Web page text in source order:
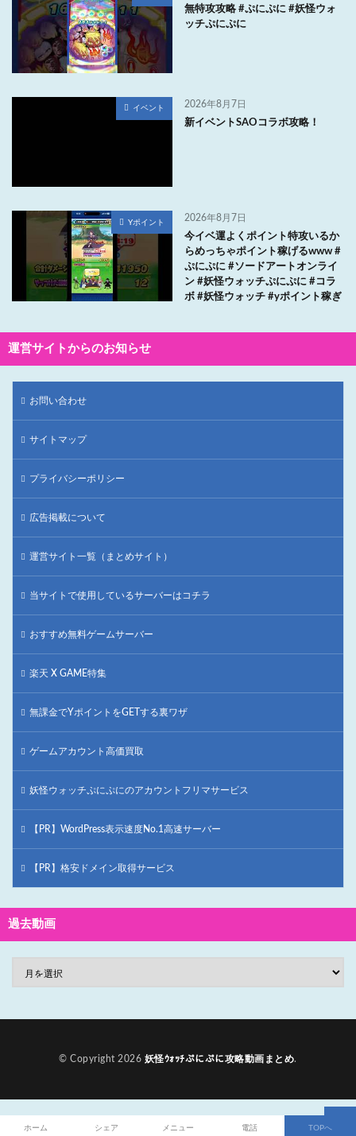
無特攻攻略 #ぷにぷに #妖怪ウォ
ッチぷにぷに
イベント 2026年8月7日
新イベントSAOコラボ攻略！
Yポイント 2026年8月7日
今イベ運よくポイント特攻いるか
らめっちゃポイント稼げるwww #
ぷにぷに #ソードアートオンライ
ン #妖怪ウォッチぷにぷに #コラ
ボ #妖怪ウォッチ #yポイント稼ぎ
運営サイトからのお知らせ
お問い合わせ
サイトマップ
プライバシーポリシー
広告掲載について
運営サイト一覧（まとめサイト）
当サイトで使用しているサーバーはコチラ
おすすめ無料ゲームサーバー
楽天 X GAME特集
無課金でYポイントをGETする裏ワザ
ゲームアカウント高価買取
妖怪ウォッチぷにぷにのアカウントフリマサービス
【PR】WordPress表示速度No.1高速サーバー
【PR】格安ドメイン取得サービス
過去動画
© Copyright 2026 妖怪ｳｫｯﾁぷにぷに攻略動画まとめ.
ホーム シェア メニュー 電話 TOPへ